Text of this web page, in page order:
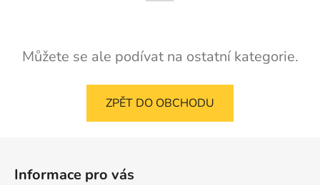
Můžete se ale podívat na ostatní kategorie.
ZPĚT DO OBCHODU
Informace pro vás